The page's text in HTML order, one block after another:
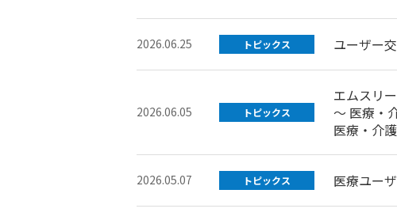
2026.06.25 トピックス ユーザー
2026.06.05 トピックス
エムスリ
～ 医療・
医療・介
2026.05.07 トピックス 医療ユー